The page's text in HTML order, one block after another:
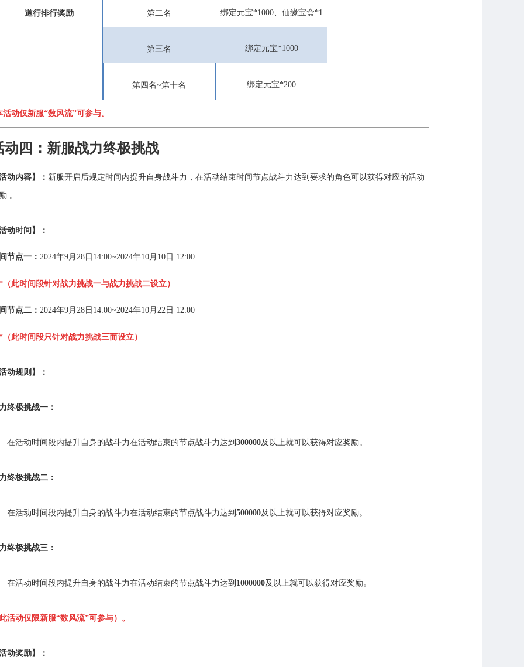
道行排行奖励 第二名 绑定元宝*1000、仙缘宝盒*1
第三名 绑定元宝*1000
第四名~第十名 绑定元宝*200
活动仅新服“数风流”可参与。
动四：新服战力终极挑战
动内容】： 新服开启后规定时间内提升自身战斗力，在活动结束时间节点战斗力达到要求的角色可以获得对应的活动
。
动时间】：
节点一： 2024年9月 28 日 14:00~2024年10月 10 日 12:00
（此时间段针对战力挑战一与战力挑战二设立）
节点二： 2024年9月 28 日 14:00~2024年10月 22 日 12:00
（此时间段只针对战力挑战三而设立）
动规则】：
终极挑战一：
在活动时间段内提升自身的战斗力在活动结束的节点战斗力达到 300000及以上就可 以获得对应奖励。
终极挑战二：
在活动时间段内提升自身的战斗力在活动结束的节点战斗力达到 500000及以上就可 以获得对应奖励。
终极挑战三：
在活动时间段内提升自身的战斗力在活动结束的节点战斗力达到 1000000及以上就可以获得对应奖励。
活动仅限新服“数风流”可参与）。
动奖励】：